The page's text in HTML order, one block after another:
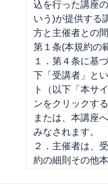
込を行った講座
いう)が提供する
方と主催者との
第１条(本規約の
１．第４条に基
下「受講者」と
ト（以下「本サ
ンをクリックす
または、本講座
みなされます。
２．主催者は、
約の細則その他